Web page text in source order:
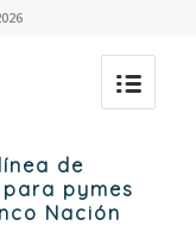
de
pymes
Nación